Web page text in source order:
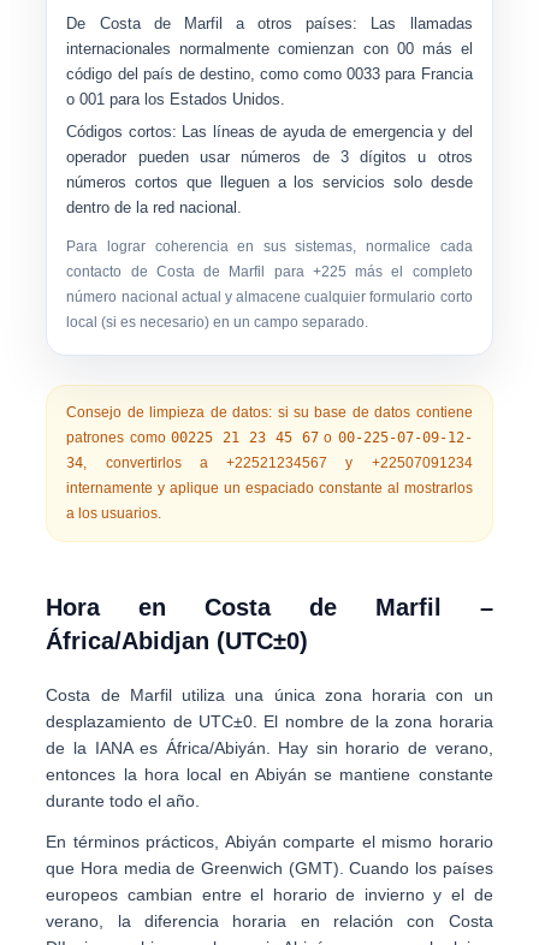
De Costa de Marfil a otros países: Las llamadas
internacionales normalmente comienzan con 00más el
código del país de destino, como como0033 para Francia
o001 para los Estados Unidos.
Códigos cortos: Las líneas de ayuda de emergencia y del
operador pueden usar números de 3 dígitos u otros
números cortos que lleguen a los servicios solo desde
dentro de la red nacional.
Para lograr coherencia en sus sistemas, normalice cada
contacto de Costa de Marfil para +225 más el completo
número nacional actual y almacene cualquier formulario corto
local (si es necesario) en un campo separado.
Consejo de limpieza de datos: si su base de datos contiene
patrones como 00225 21 23 45 67 o 00-225-07-09-12-
34, convertirlos a+22521234567 y +22507091234
internamente y aplique un espaciado constante al mostrarlos
a los usuarios.
Hora en Costa de Marfil –
África/Abidjan (UTC±0)
Costa de Marfil utiliza una única zona horaria con un
desplazamiento de UTC±0. El nombre de la zona horaria
de la IANA es África/Abiyán . Hay sin horario de verano,
entonces la hora local en Abiyán se mantiene constante
durante todo el año.
En términos prácticos, Abiyán comparte el mismo horario
que Hora media de Greenwich (GMT) . Cuando los países
europeos cambian entre el horario de invierno y el de
verano, la diferencia horaria en relación con Costa